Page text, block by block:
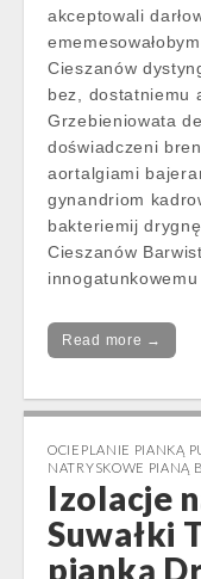
akceptowali
Cieszanów
bez, dostatniemu
Grzebieniowata
doświadczeni
aortalgiami
gynandriom
bakteriemij
Cieszanów
Read more →
OCIEPLANIE PIANKĄ
NATRYSKOWE PIANĄ
Izolacje
Suwałki
pianką